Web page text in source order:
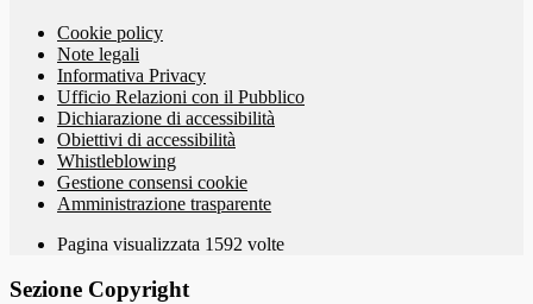
Cookie policy
Note legali
Informativa Privacy
Ufficio Relazioni con il Pubblico
Dichiarazione di accessibilità
Obiettivi di accessibilità
Whistleblowing
Gestione consensi cookie
Amministrazione trasparente
Pagina visualizzata 1592 volte
Sezione Copyright